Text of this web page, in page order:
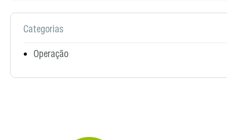
Categorias
Operação